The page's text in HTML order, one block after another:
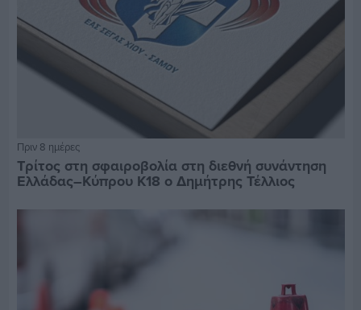
Πριν 8 ημέρες
Τρίτος στη σφαιροβολία στη διεθνή συνάντηση
Ελλάδας–Κύπρου Κ18 ο Δημήτρης Τέλλιος